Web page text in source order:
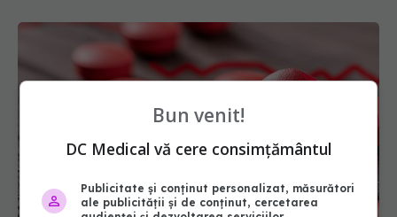
Bun venit!
DC Medical vă cere consimțământul
Publicitate și conținut personalizat, măsurători
ale publicității și de conținut, cercetarea